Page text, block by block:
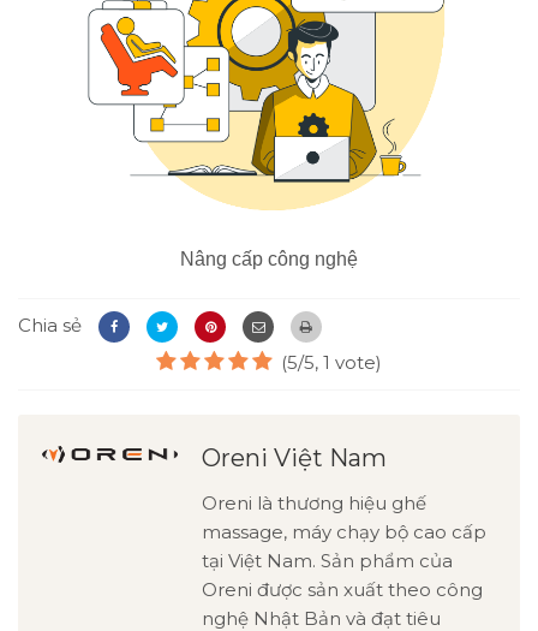
Nâng cấp công nghệ
Chia sẻ
(5/5, 1 vote)
Oreni Việt Nam
Oreni là thương hiệu ghế
massage, máy chạy bộ cao cấp
tại Việt Nam. Sản phẩm của
Oreni được sản xuất theo công
nghệ Nhật Bản và đạt tiêu